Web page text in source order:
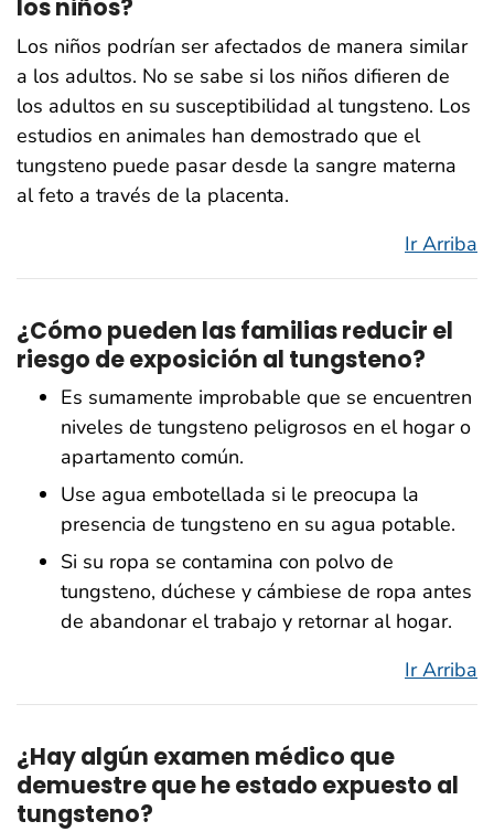
los niños?
Los niños podrían ser afectados de manera similar
a los adultos. No se sabe si los niños difieren de
los adultos en su susceptibilidad al tungsteno. Los
estudios en animales han demostrado que el
tungsteno puede pasar desde la sangre materna
al feto a través de la placenta.
Ir Arriba
¿Cómo pueden las familias reducir el
riesgo de exposición al tungsteno?
Es sumamente improbable que se encuentren
niveles de tungsteno peligrosos en el hogar o
apartamento común.
Use agua embotellada si le preocupa la
presencia de tungsteno en su agua potable.
Si su ropa se contamina con polvo de
tungsteno, dúchese y cámbiese de ropa antes
de abandonar el trabajo y retornar al hogar.
Ir Arriba
¿Hay algún examen médico que
demuestre que he estado expuesto al
tungsteno?